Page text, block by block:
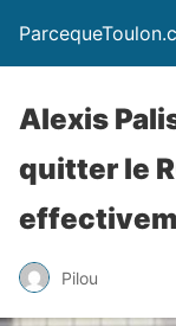
Alexis
quitter le
Pilou